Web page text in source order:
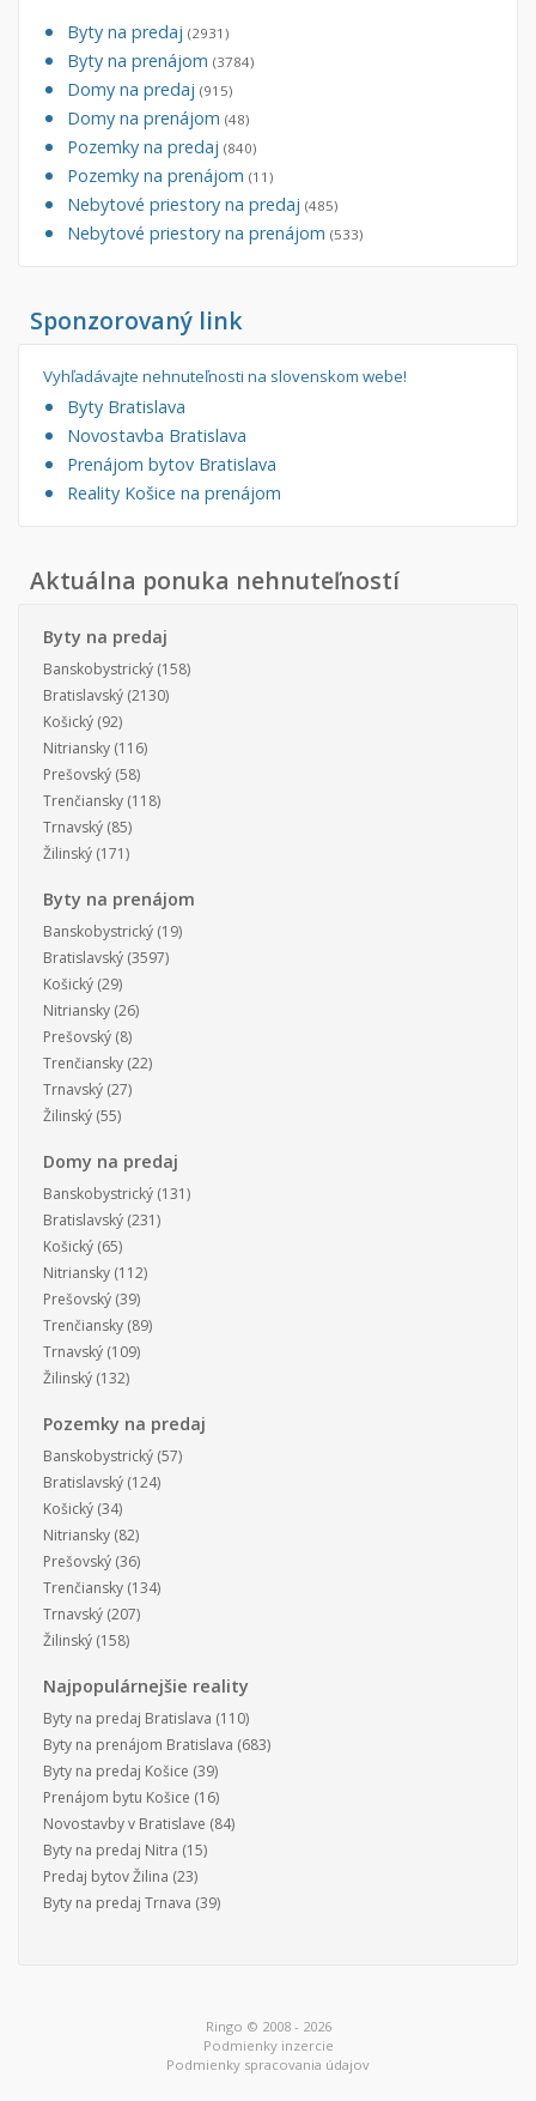
Byty na predaj (2931)
Byty na prenájom (3784)
Domy na predaj (915)
Domy na prenájom (48)
Pozemky na predaj (840)
Pozemky na prenájom (11)
Nebytové priestory na predaj (485)
Nebytové priestory na prenájom (533)
Sponzorovaný link
Vyhľadávajte nehnuteľnosti na slovenskom webe!
Byty Bratislava
Novostavba Bratislava
Prenájom bytov Bratislava
Reality Košice na prenájom
Aktuálna ponuka nehnuteľností
Byty na predaj
Banskobystrický (158)
Bratislavský (2130)
Košický (92)
Nitriansky (116)
Prešovský (58)
Trenčiansky (118)
Trnavský (85)
Žilinský (171)
Byty na prenájom
Banskobystrický (19)
Bratislavský (3597)
Košický (29)
Nitriansky (26)
Prešovský (8)
Trenčiansky (22)
Trnavský (27)
Žilinský (55)
Domy na predaj
Banskobystrický (131)
Bratislavský (231)
Košický (65)
Nitriansky (112)
Prešovský (39)
Trenčiansky (89)
Trnavský (109)
Žilinský (132)
Pozemky na predaj
Banskobystrický (57)
Bratislavský (124)
Košický (34)
Nitriansky (82)
Prešovský (36)
Trenčiansky (134)
Trnavský (207)
Žilinský (158)
Najpopulárnejšie reality
Byty na predaj Bratislava (110)
Byty na prenájom Bratislava (683)
Byty na predaj Košice (39)
Prenájom bytu Košice (16)
Novostavby v Bratislave (84)
Byty na predaj Nitra (15)
Predaj bytov Žilina (23)
Byty na predaj Trnava (39)
Ringo © 2008 - 2026
Podmienky inzercie
Podmienky spracovania údajov